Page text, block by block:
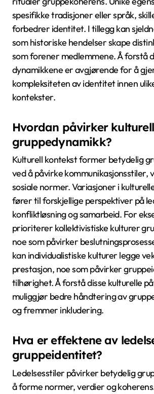
spesifikke tradisjoner eller språk,
forbedrer identitet. I tillegg kan
som historiske hendelser skape
som forener medlemmene. Å forstå
dynamikkene er avgjørende for å
kompleksiteten av identitet innen
kontekster.
Hvordan påvirker
gruppedynamikk?
Kulturell kontekst former betydelig
ved å påvirke kommunikasjonsstiler,
sosiale normer. Variasjoner i
fører til forskjellige perspektiver på
konfliktløsning og samarbeid. For
prioriterer kollektivistiske kulturer
noe som påvirker
kan individualistiske kulturer legge
prestasjon, noe som påvirker
tilhørighet. Å forstå disse kulturelle
muliggjør bedre håndtering av
og fremmer inkludering.
Hva er effektene av
gruppeidentitet?
Ledelsesstiler påvirker betydelig
å forme normer, verdier og